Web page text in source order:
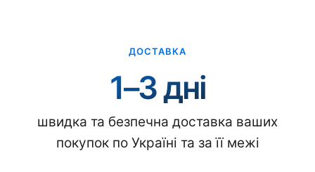
ДОСТАВКА
1–3 дні
швидка та безпечна доставка ваших
покупок по Україні та за її межі